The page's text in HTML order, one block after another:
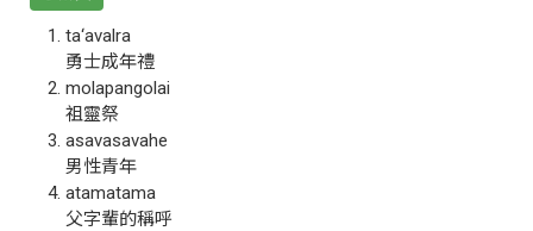
ta‘avalra
勇士成年禮
molapangolai
祖靈祭
asavasavahe
男性青年
atamatama
父字輩的稱呼